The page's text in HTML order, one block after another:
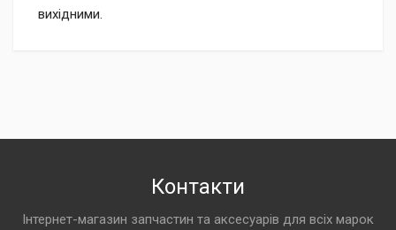
вихідними.
Контакти
Інтернет-магазин запчастин та аксесуарів для всіх марок